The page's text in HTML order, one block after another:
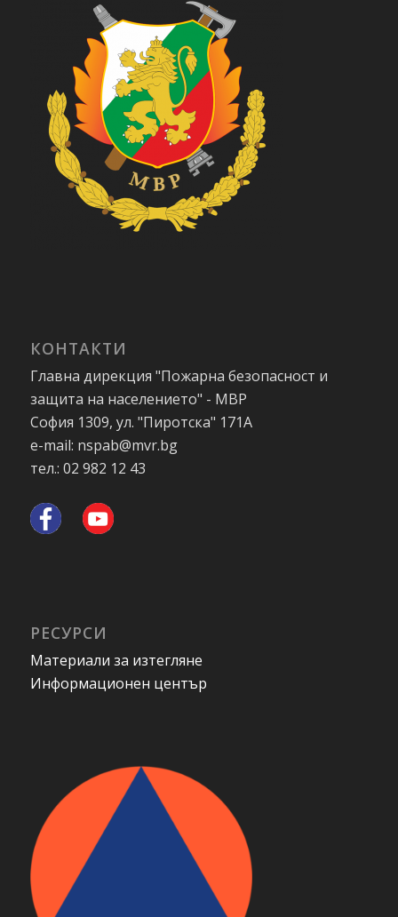
КОНТАКТИ
Главна дирекция "Пожарна безопасност и
защита на населението" - МВР
София 1309, ул. "Пиротска" 171А
e-mail: nspab@mvr.bg
тел.: 02 982 12 43
РЕСУРСИ
Материали за изтегляне
Информационен център